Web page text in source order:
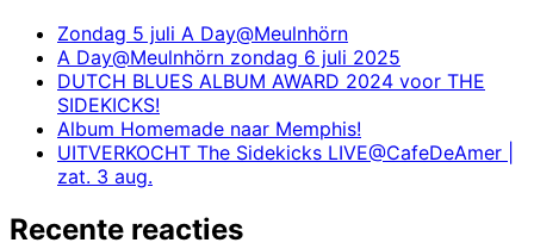
Zondag 5 juli A Day@Meulnhörn
A Day@Meulnhörn zondag 6 juli 2025
DUTCH BLUES ALBUM AWARD 2024 voor THE
SIDEKICKS!
Album Homemade naar Memphis!
UITVERKOCHT The Sidekicks LIVE@CafeDeAmer |
zat. 3 aug.
Recente reacties